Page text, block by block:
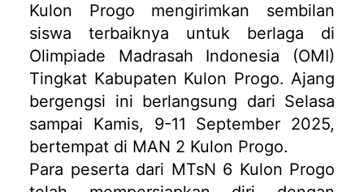
Kulon Progo mengirimkan sembilan
siswa terbaiknya untuk berlaga di
Olimpiade Madrasah Indonesia (OMI)
Tingkat Kabupaten Kulon Progo. Ajang
bergengsi ini berlangsung dari Selasa
sampai Kamis, 9-11 September 2025,
bertempat di MAN 2 Kulon Progo.
Para peserta dari MTsN 6 Kulon Progo